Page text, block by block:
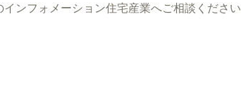
ンフォメーション住宅産業へご相談ください